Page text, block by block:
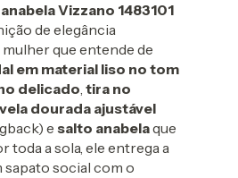
Vizzano 1483101
de elegância
que entende de
em material liso no tom
delicado, tira no
dourada ajustável
e salto anabelaque
toda a sola, ele entrega a
social com o